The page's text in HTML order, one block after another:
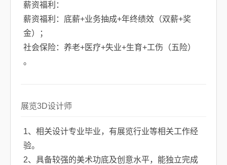
薪资福利：
薪资福利：底薪+业务抽成+年终绩效（双薪+奖
金）；
社会保险：养老+医疗+失业+生育+工伤（五险）
。
展览3D设计师
1、相关设计专业毕业，有展览行业等相关工作经
验。
2、具备较强的美术功底及创意水平，能独立完成